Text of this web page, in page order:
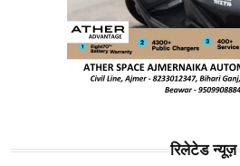
रिलेटेड न्यूज़